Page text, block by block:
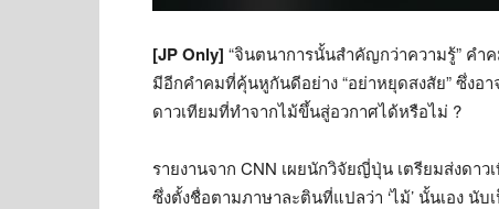
[JP Only] “จินตนาการนั้นสำคัญกว่าความรู้” คำ
มีอีกคำคมที่คุ้นหูกันดีอย่าง “อย่าหยุดสงสัย” ซึ่งอ
ดาวเทียมที่ทำจากไม้ขึ้นสู่อวกาศได้หรือไม่ ?
รายงานจาก CNN เผยนักวิจัยญี่ปุ่น เตรียมส่งดา
ซึ่งตั้งชื่อตามภาษาละตินที่แปลว่า ‘ไม้’ นั้นเอง นั